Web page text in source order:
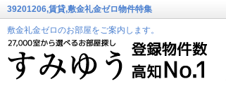
39201206,賃貸,敷金礼金ゼロ物件特集
敷金礼金ゼロのお部屋をご案内します。